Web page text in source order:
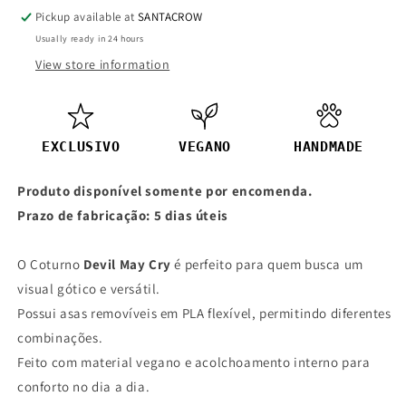
Alto
com
de
Spikes
Alto
com
de
Pickup available atSANTACROW
Usually ready in 24 hours
View store information
EXCLUSIVO VEGANO HANDMADE
Produto disponível somente por encomenda.
Prazo de fabricação: 5 dias úteis
O Coturno Devil May Cry é perfeito para quem busca um
visual gótico e versátil.
Possui asas removíveis em PLA flexível, permitindo diferentes
combinações.
Feito com material vegano e acolchoamento interno para
conforto no dia a dia.